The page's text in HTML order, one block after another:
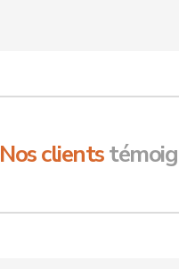
Nos clients